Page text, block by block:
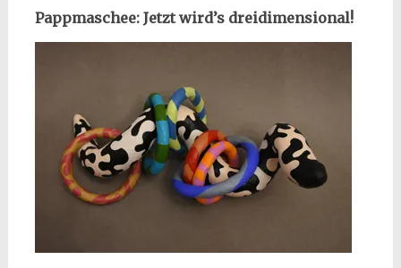
Pappmaschee: Jetzt wird’s dreidimensional!